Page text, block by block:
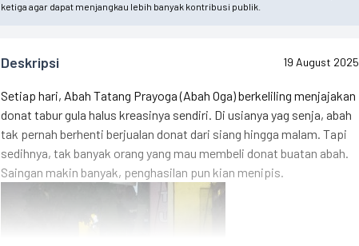
ketiga agar dapat menjangkau lebih banyak kontribusi publik.
Deskripsi 19 August 2025
Setiap hari, Abah Tatang Prayoga (Abah Oga) berkeliling menjajakan
donat tabur gula halus kreasinya sendiri. Di usianya yag senja, abah
tak pernah berhenti berjualan donat dari siang hingga malam. Tapi
sedihnya, tak banyak orang yang mau membeli donat buatan abah.
Saingan makin banyak, penghasilan pun kian menipis.